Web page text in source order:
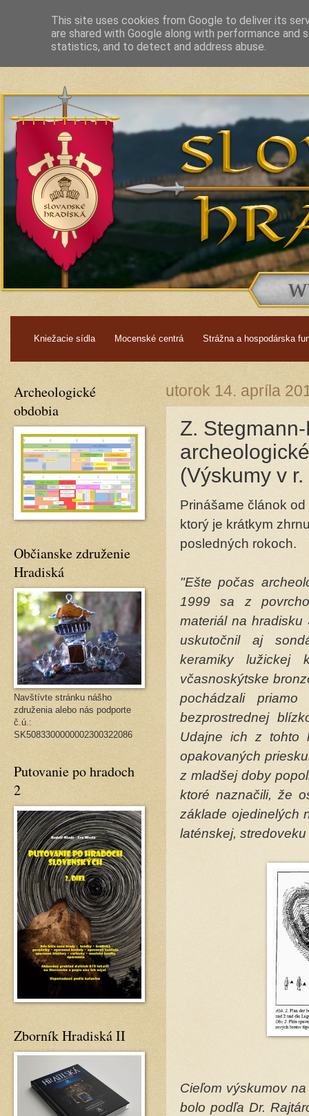
Slavic Hillforts and Fortified Settlements in Slovakia and related
Kniežacie sídla
Mocenské centrá Strážna a hospodárska
utorok 14. apríla
Z.
(Výskumy v
Prinášame článok
ktorý je krátkym
posledných rokoch.
"Ešte počas
1999 sa z
materiál na hradisku
uskutočnil aj
keramiky
včasnoskýtske
pochádzali
bezprostrednej
Udajne ich z tohto
opakovaných
z mladšej doby
ktoré naznačili, že
základe ojedinelých
laténskej,
Cieľom výskumov
bolo podľa Dr.
Archeologické
obdobia
Občianske združenie
Hradiská
Navštívte stránku nášho
združenia alebo nás podporte
č.ú.:
SK5083300000002300322086
Putovanie po hradoch
2
Zborník Hradiská II
This site uses cookies from Google to deliver its
are shared with Google along with performance
statistics, and to detect and address abuse.